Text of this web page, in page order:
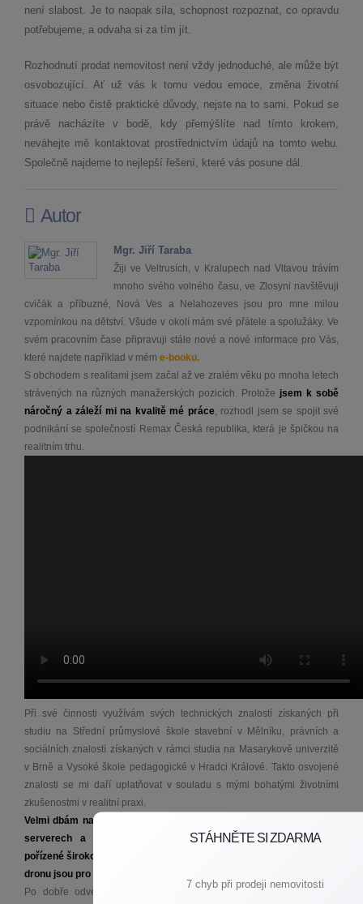
není slabost. Je to naopak síla, schopnost rozpoznat, co opravdu
potřebujeme, a odvaha si za tím jít.
Rozhodnutí prodat nemovitost není vždy jednoduché, ale může být
osvobozující. Ať už vás k tomu vedou emoce, změna životní
situace nebo čistě praktické důvody, nejste na to sami. Pokud se
právě nacházíte v bodě, kdy přemýšlíte nad tímto krokem,
neváhejte mě kontaktovat prostřednictvím údajů na tomto webu.
Společně najdeme to nejlepší řešení, které vás posune dál.
Autor
Mgr. Jiří Taraba
Žiji ve Veltrusích, v Kralupech nad Vltavou trávím
mnoho svého volného času, ve Zlosyni navštěvuji
cvičák a příbuzné, Nová Ves a Nelahozeves jsou pro mne milou
vzpomínkou na dětství. Všude v okolí mám své přátele a spolužáky. Ve
svém pracovním čase připravuji stále nové a nové informace pro Vás,
které najdete například v mém e-booku.
S obchodem s realitami jsem začal až ve zralém věku po mnoha letech
strávených na různých manažerských pozicích. Protože jsem k sobě
náročný a záleží mi na kvalitě mé práce, rozhodl jsem se spojit své
podnikání se společností Remax Česká republika, která je špičkou na
realitním trhu.
Při své činnosti využívám svých technických znalostí získaných při
studiu na Střední průmyslové škole stavební v Mělníku, právních a
sociálních znalostí získaných v rámci studia na Masarykově univerzitě
v Brně a Vysoké škole pedagogické v Hradci Králové. Takto osvojené
znalosti se mi daří uplatňovat v souladu s mými bohatými životními
zkušenostmi v realitní praxi.
Velmi dbám na kvalitní prezentaci nemovitostí klientů na inzertních
serverech a sociálních sítích. Kvalitní profesionální fotografie
pořízené širokoúhlým objektivem, viedoprohlídky a letecké záběry z
dronu jsou pro mne samozřejmostí.
Po dobře odvedené práci se věnuji kynologii a rád se svou psí
STÁHNĚTE SI ZDARMA
7 chyb při prodeji nemovitosti